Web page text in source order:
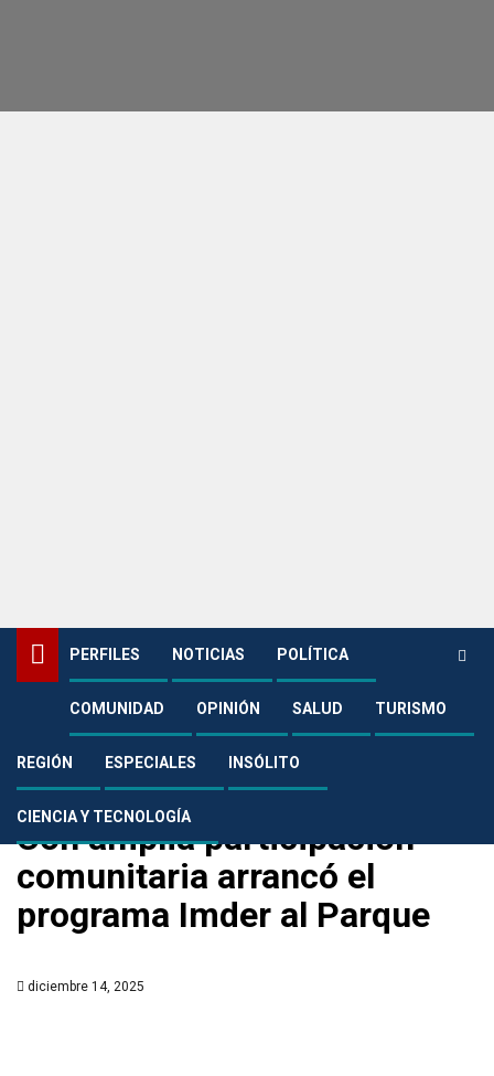
PERFILES NOTICIAS POLÍTICA
COMUNIDAD OPINIÓN SALUD TURISMO
REGIÓN ESPECIALES INSÓLITO
CIENCIA Y TECNOLOGÍA
Noticias
Deportes
Con amplia participación comunitaria arrancó el programa Imder al
Parque
Deportes
Con amplia participación
comunitaria arrancó el
programa Imder al Parque
diciembre 14, 2025